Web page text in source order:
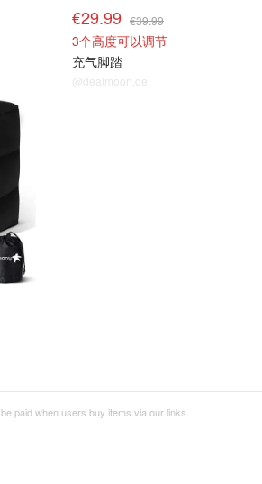
€29.99 €39.99
3个高度可以调节
充气脚踏
@dealmoon.de
paid when users buy items via our links.